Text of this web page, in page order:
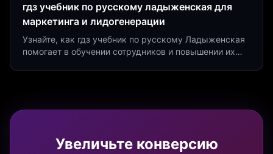
гдз учебник по русскому ладыженская для
маркетинга и лидогенерации
Узнайте, как гдз учебник по русскому Ладыженская
помогает в обучении сотрудников и повышении их
Увеличьте конверсию